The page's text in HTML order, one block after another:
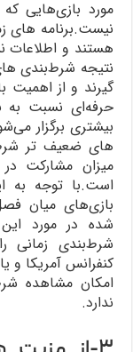
مورد بازی‌هایی
نیست.برنامه های
هستند و اطلاعات
نتیجه شرط‌بندی
گیرند و از اهمیت
حرفه‌ای نسبت به
بیشتری برگزار
های ضعیف تر
میزان مشارکت
است.با توجه به
بازی‌های میان
شده در مورد
شرط‌بندی زمانی
کنفرانس آمریکا
امکان مشاهده
ندارد.